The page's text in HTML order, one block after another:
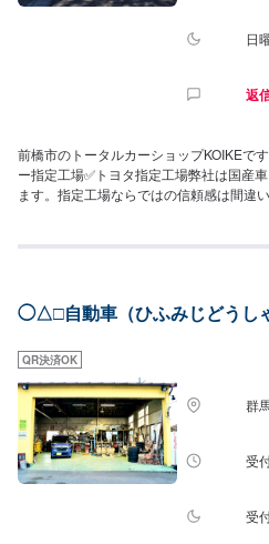
日
返
前橋市のトータルカーショップKOIKEで
ー指定工場✅トヨタ指定工場弊社は国産
ます。指定工場ならではの信頼感は間違
格(フレーム)修正作業することができる
ずはお気軽にご相談ください！
◯△□自動車（ひふみじどうし
QR決済OK
群
受
受